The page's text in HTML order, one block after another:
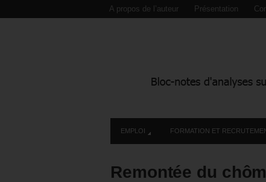
A propos de l’auteur Présentation
EMPLOI FORMATION ET
Remontée du